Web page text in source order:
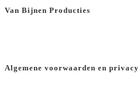
Van Bijnen Producties
Algemene voorwaarden en privacy